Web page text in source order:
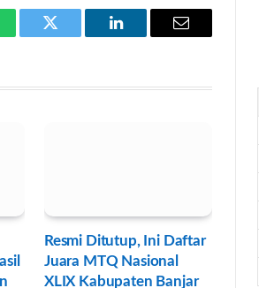
Twitter LinkedIn Email
Resmi Ditutup, Ini Daftar
Juara MTQ Nasional
XLIX Kabupaten Banjar